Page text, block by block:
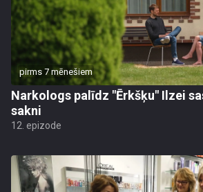
pirms 7 mēnešiem
Narkologs palīdz "Ērkšķu" Ilzei
sakni
12. epizode